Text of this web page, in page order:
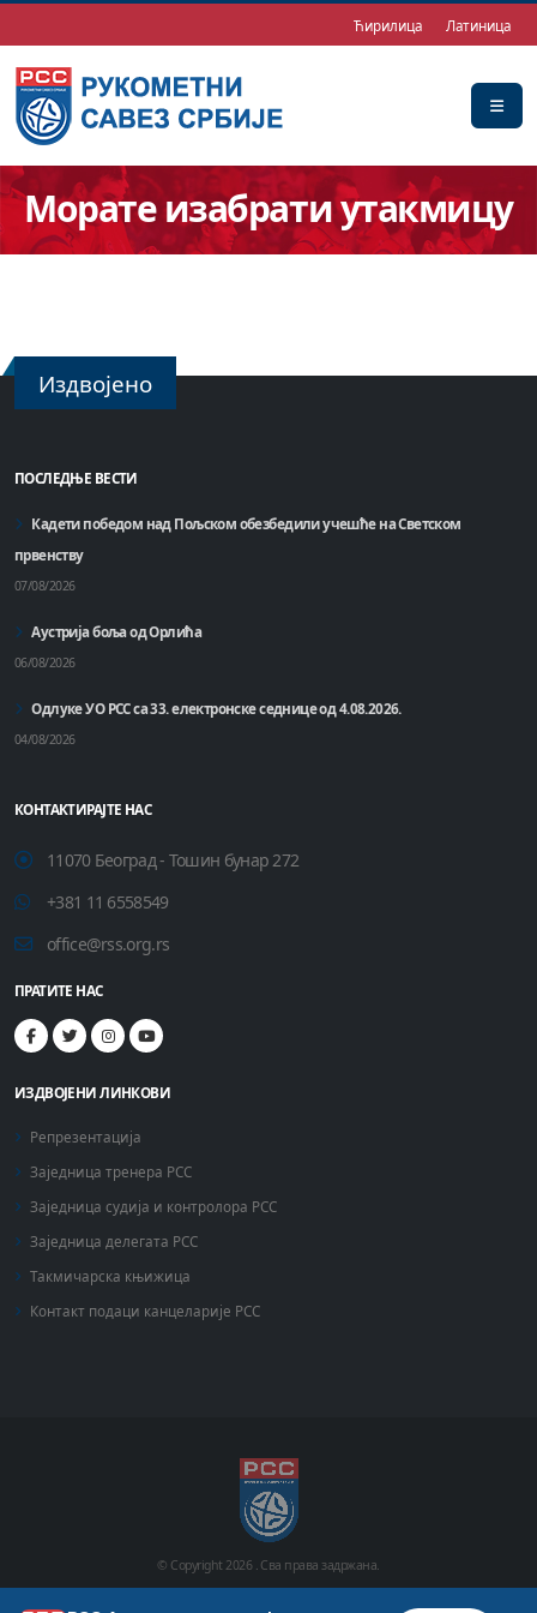
Ћирилица Латиница
Морате изабрати утакмицу
Издвојено
ПОСЛЕДЊЕ ВЕСТИ
Кадети победом над Пољском обезбедили учешће на Светском
првенству
07/08/2026
Аустрија боља од Орлића
06/08/2026
Одлуке УО РСС са 33. електронске седнице од 4.08.2026.
04/08/2026
КОНТАКТИРАЈТЕ НАС
11070 Београд - Тошин бунар 272
+381 11 6558549
office@rss.org.rs
ПРАТИТЕ НАС
ИЗДВОЈЕНИ ЛИНКОВИ
Репрезентација
Заједница тренера РСС
Заједница судија и контролора РСС
Заједница делегата РСС
Такмичарска књижица
Контакт подаци канцеларије РСС
© Copyright2026 . Сва права задржана.